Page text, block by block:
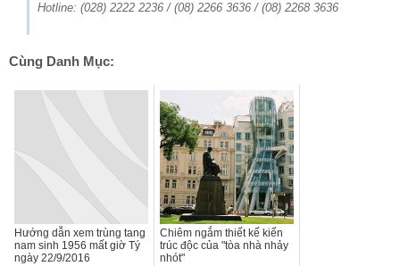
Hotline: (028) 2222 2236 / (08) 2266 3636 / (08) 2268 3636
Cùng Danh Mục:
Hướng dẫn xem trùng tang
nam sinh 1956 mất giờ Tý
ngày 22/9/2016
Chiêm ngắm thiết kế kiến
trúc độc của "tòa nhà nhảy
nhót"